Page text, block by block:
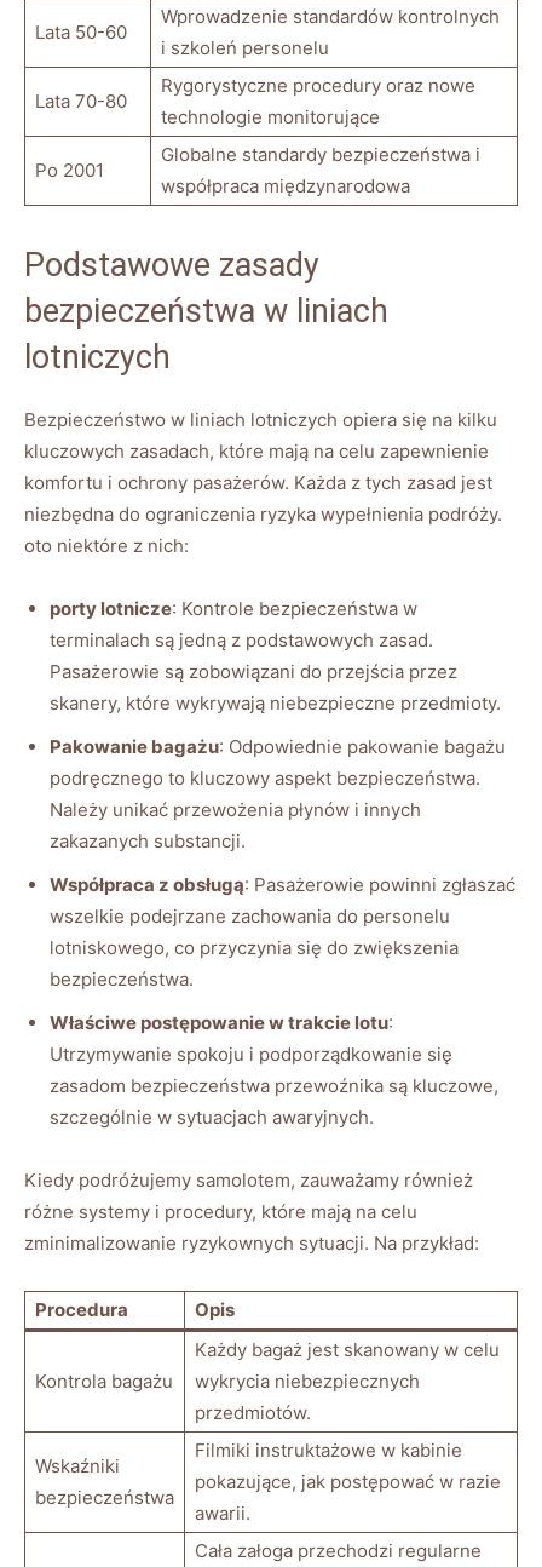
Lata 50-60
Wprowadzenie ​standardów kontrolnych
⁣i szkoleń personelu
Lata⁢ 70-80
Rygorystyczne procedury oraz nowe
technologie monitorujące
Po 2001
Globalne standardy bezpieczeństwa⁤ i
współpraca międzynarodowa
Podstawowe zasady
bezpieczeństwa w liniach
lotniczych
Bezpieczeństwo​ w liniach⁣ lotniczych ⁢opiera się‌ na kilku
⁤kluczowych zasadach, które mają na ​celu zapewnienie
komfortu ⁤i ochrony pasażerów. ‍Każda‍ z tych zasad jest
niezbędna do ograniczenia ryzyka wypełnienia‍ podróży.
oto niektóre z ⁣nich:
porty lotnicze: Kontrole bezpieczeństwa w
terminalach są ⁣jedną z‌ podstawowych zasad.⁣
Pasażerowie​ są zobowiązani do⁣ przejścia‌ przez
skanery, które wykrywają niebezpieczne przedmioty.
Pakowanie​ bagażu:⁣ Odpowiednie pakowanie bagażu
podręcznego to kluczowy aspekt bezpieczeństwa.
Należy unikać przewożenia płynów i​ innych
zakazanych substancji.
Współpraca z obsługą: Pasażerowie powinni zgłaszać
wszelkie podejrzane zachowania do personelu
lotniskowego, co przyczynia się do zwiększenia
bezpieczeństwa.
Właściwe postępowanie w trakcie lotu:
Utrzymywanie​ spokoju​ i podporządkowanie się
zasadom bezpieczeństwa przewoźnika⁢ są kluczowe,‌
szczególnie w⁤ sytuacjach awaryjnych.
Kiedy podróżujemy samolotem, zauważamy również
różne systemy i procedury, które ‌mają na ​celu
zminimalizowanie ryzykownych sytuacji. ‌Na przykład:
Procedura Opis
Kontrola bagażu
Każdy bagaż jest skanowany w celu⁢
wykrycia niebezpiecznych
przedmiotów.
Wskaźniki
bezpieczeństwa
Filmiki instruktażowe⁣ w kabinie
pokazujące, jak postępować​ w razie
awarii.
Cała załoga przechodzi ​regularne